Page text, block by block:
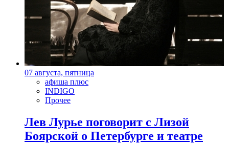
07 августа, пятница
афиша плюс
INDIGO
Прочее
Лев Лурье поговорит с Лизой
Боярской о Петербурге и театре